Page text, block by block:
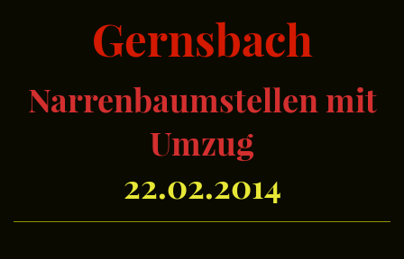
Gernsbach
Narrenbaumstellen mit
Umzug
22.02.2014